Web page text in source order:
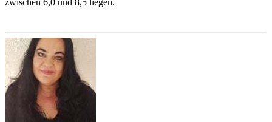
zwischen 6,0 und 8,5 liegen.